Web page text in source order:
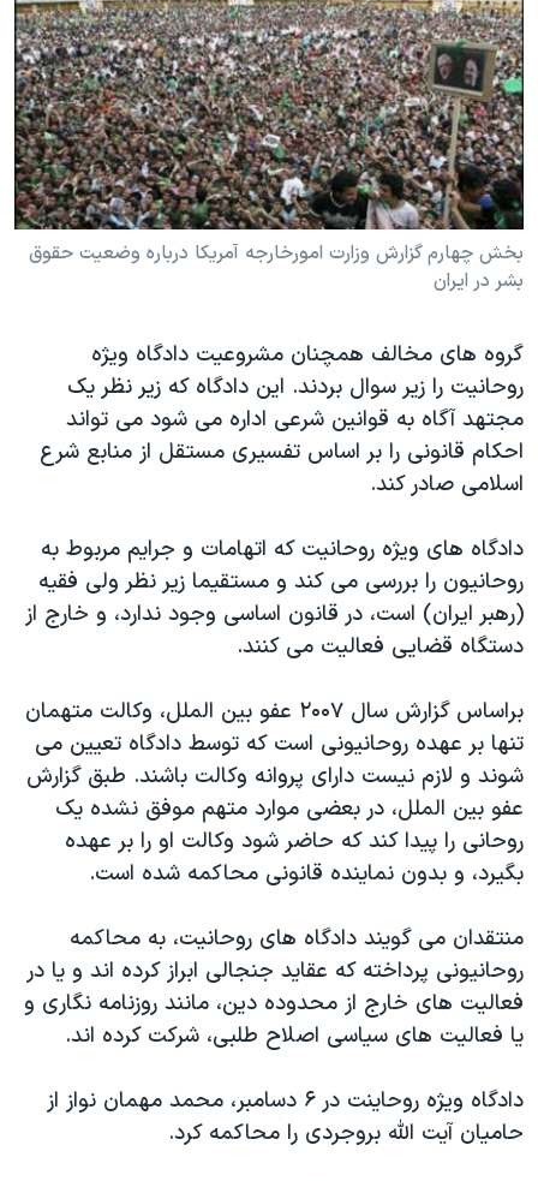
فرهنگ و زندگی
حقوق شهروندی
اقتصادی
علم و فناوری
اسرائیل در جنگ
گالری عکس
آرشیو پخش زنده
مستندها
انتخابات ریاست جمهوری آمریکا ۲۰۲۴
حمله جمهوری اسلامی به اسرائیل
رمز مهسا
ورزش زنان در ایران
اعتراضات زن، زندگی، آزادی
مجموعه مستندهای دادخواهی
دادگاه حمید نوری
چهل سال گروگان‌گیری
قانون شفافیت دارائی کادر رهبری ایران
اعتراضات مردمی آبان ۹۸
اسرائیل در جنگ
نرگس محمدی برنده جایزه نوبل صلح
همایش محافظه‌کاران آمریکا «سی‌پک»
سفر پرزیدنت ترامپ به چین
دنبال کنید
زبانهای مختلف
بخش چهارم گزارش وزارت امورخارجه آمریکا درباره وضعیت حقوق
بشر در ایران
گروه های مخالف همچنان مشروعیت دادگاه ویژه
روحانیت را زیر سوال بردند. این دادگاه که زیر نظر یک
مجتهد آگاه به قوانین شرعی اداره می شود می تواند
احکام قانونی را بر اساس تفسیری مستقل از منابع شرع
اسلامی صادر کند.
دادگاه های ویژه روحانیت که اتهامات و جرایم مربوط به
روحانیون را بررسی می کند و مستقیما زیر نظر ولی فقیه
(رهبر ایران) است، در قانون اساسی وجود ندارد، و خارج از
دستگاه قضایی فعالیت می کنند.
براساس گزارش سال ۲۰۰۷ عفو بین الملل، وکالت متهمان
تنها بر عهده روحانیونی است که توسط دادگاه تعیین می
شوند و لازم نیست دارای پروانه وکالت باشند. طبق گزارش
عفو بین الملل، در بعضی موارد متهم موفق نشده یک
روحانی را پیدا کند که حاضر شود وکالت او را بر عهده
بگیرد، و بدون نماینده قانونی محاکمه شده است.
منتقدان می گویند دادگاه های روحانیت، به محاکمه
روحانیونی پرداخته که عقاید جنجالی ابراز کرده اند و یا در
فعالیت های خارج از محدوده دین، مانند روزنامه نگاری و
یا فعالیت های سیاسی اصلاح طلبی، شرکت کرده اند.
دادگاه ویژه روحاینت در ۶ دسامبر، محمد مهمان نواز از
حامیان آیت الله بروجردی را محاکمه کرد.